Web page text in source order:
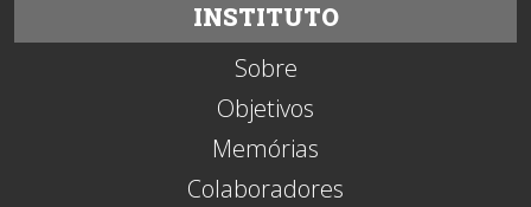
INSTITUTO
Sobre
Objetivos
Memórias
Colaboradores